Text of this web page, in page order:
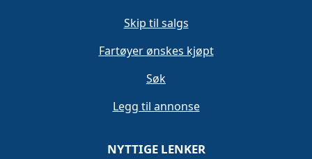
Skip til salgs
Fartøyer ønskes kjøpt
Søk
Legg til annonse
NYTTIGE LENKER